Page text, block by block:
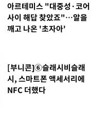
아르테미스 "대중성·코어
사이 해답 찾았죠"…알을
깨고 나온 '초자아'
[부니콘]⑥슬래시비슬래
시, 스마트폰 액세서리에
NFC 더했다